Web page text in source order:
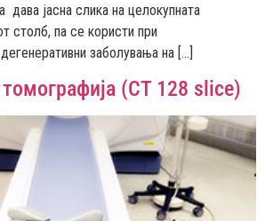
дава јасна слика на целокупната
столб, па се користи при
заболувања на […]
(CT 128 slice)